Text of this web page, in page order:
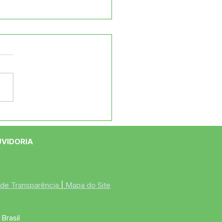
roçadeiras na
Boa Vista
Transparência Mapa do Site